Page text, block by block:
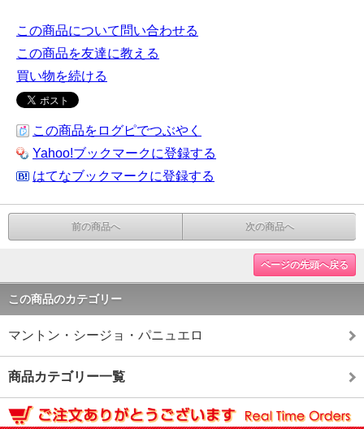
この商品について問い合わせる
この商品を友達に教える
買い物を続ける
この商品をログピでつぶやく
Yahoo!ブックマークに登録する
はてなブックマークに登録する
前の商品へ 次の商品へ
ページの先頭へ戻る
この商品のカテゴリー
マントン・シージョ・パニュエロ
商品カテゴリー一覧